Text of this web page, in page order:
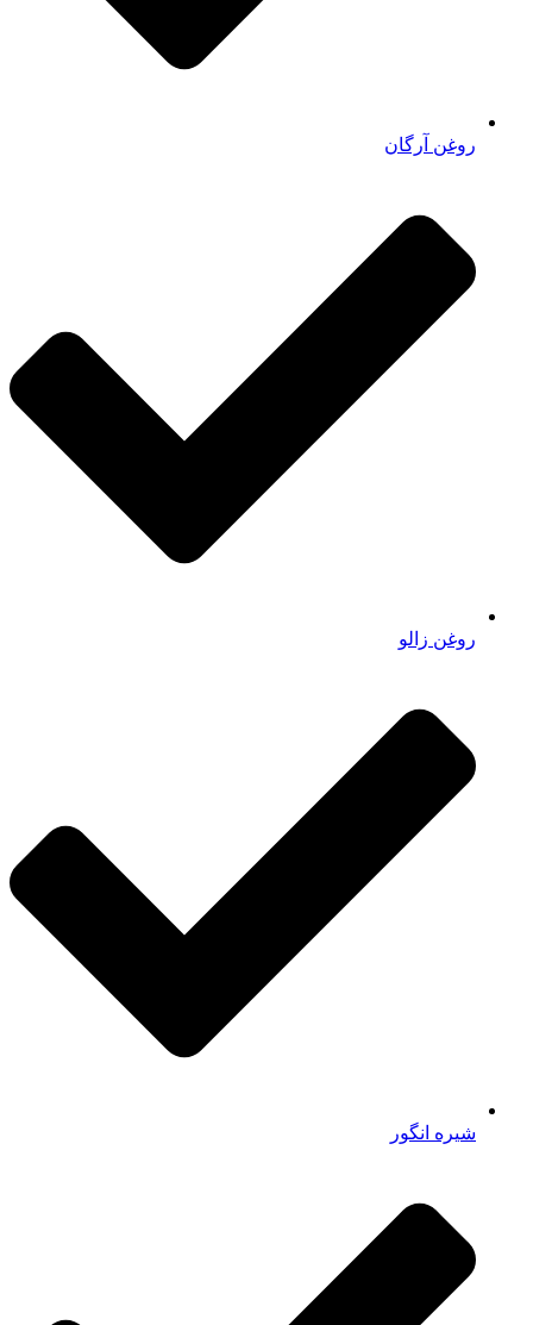
روغن آرگان
روغن زالو
شیره انگور